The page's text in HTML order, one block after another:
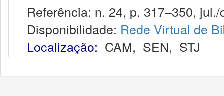
Referência: n. 24, p. 317–350,
Disponibilidade: Rede Virtual de
Localização: CAM, SEN, STJ